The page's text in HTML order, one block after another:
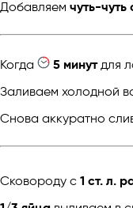
Добавляем чуть-
Когда 5 минутдля
Заливаем холодной
Снова аккуратно
Сковороду с 1 ст. л.